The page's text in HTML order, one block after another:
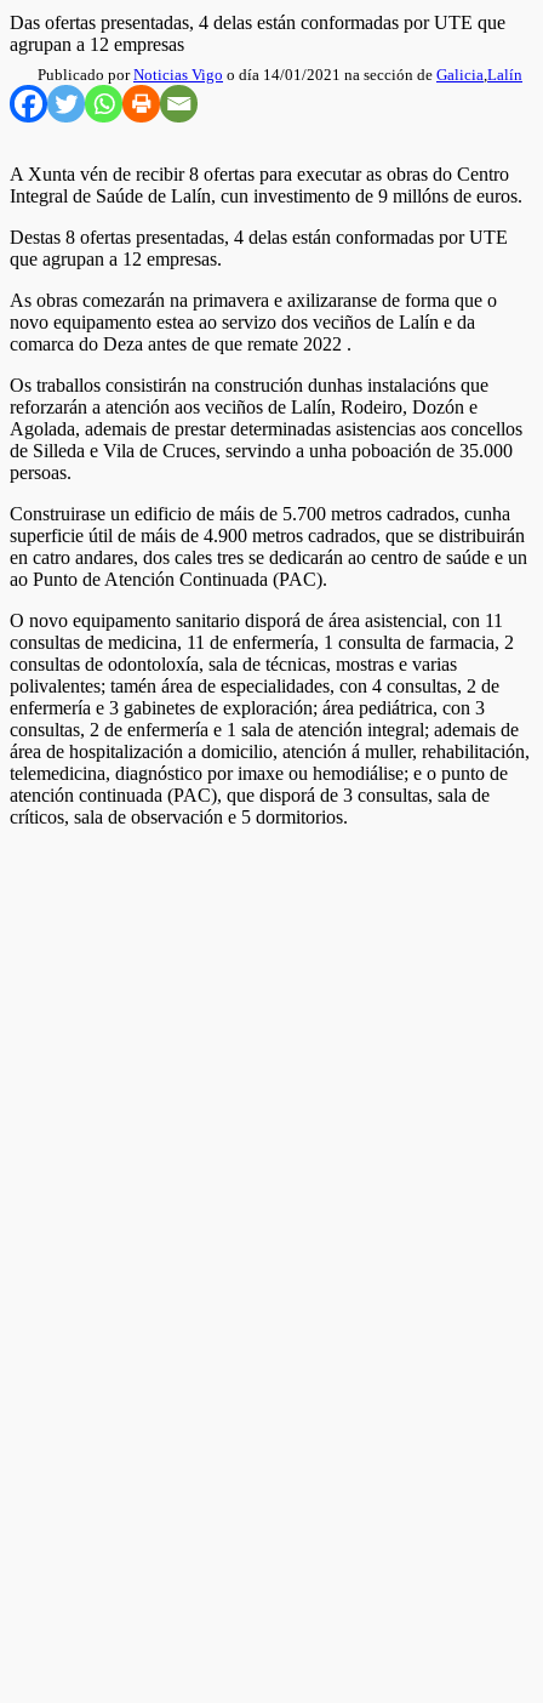
Das ofertas presentadas, 4 delas están conformadas por UTE que
agrupan a 12 empresas
Publicado porNoticias Vigo o día 14/01/2021 na sección de Galicia,Lalín
A Xunta vén de recibir 8 ofertas para executar as obras do Centro
Integral de Saúde de Lalín, cun investimento de 9 millóns de euros.
Destas 8 ofertas presentadas, 4 delas están conformadas por UTE
que agrupan a 12 empresas.
As obras comezarán na primavera e axilizaranse de forma que o
novo equipamento estea ao servizo dos veciños de Lalín e da
comarca do Deza antes de que remate 2022 .
Os traballos consistirán na construción dunhas instalacións que
reforzarán a atención aos veciños de Lalín, Rodeiro, Dozón e
Agolada, ademais de prestar determinadas asistencias aos concellos
de Silleda e Vila de Cruces, servindo a unha poboación de 35.000
persoas.
Construirase un edificio de máis de 5.700 metros cadrados, cunha
superficie útil de máis de 4.900 metros cadrados, que se distribuirán
en catro andares, dos cales tres se dedicarán ao centro de saúde e un
ao Punto de Atención Continuada (PAC).
O novo equipamento sanitario disporá de área asistencial, con 11
consultas de medicina, 11 de enfermería, 1 consulta de farmacia, 2
consultas de odontoloxía, sala de técnicas, mostras e varias
polivalentes; tamén área de especialidades, con 4 consultas, 2 de
enfermería e 3 gabinetes de exploración; área pediátrica, con 3
consultas, 2 de enfermería e 1 sala de atención integral; ademais de
área de hospitalización a domicilio, atención á muller, rehabilitación,
telemedicina, diagnóstico por imaxe ou hemodiálise; e o punto de
atención continuada (PAC), que disporá de 3 consultas, sala de
críticos, sala de observación e 5 dormitorios.